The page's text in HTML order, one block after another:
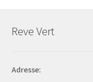
Reve Vert
Adresse: